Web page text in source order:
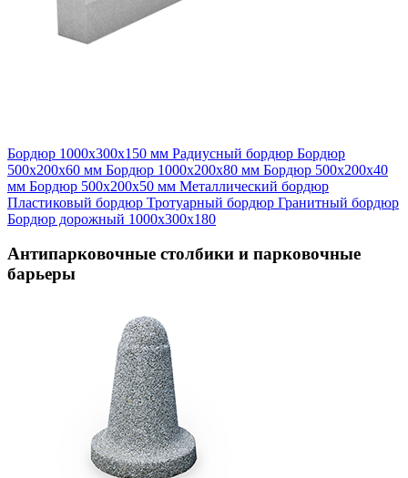
Бордюр 1000х300х150 мм Радиусный бордюр Бордюр
500х200х60 мм Бордюр 1000х200х80 мм Бордюр 500х200х40
мм Бордюр 500х200х50 мм Металлический бордюр
Пластиковый бордюр Тротуарный бордюр Гранитный бордюр
Бордюр дорожный 1000х300х180
Антипарковочные столбики и парковочные
барьеры